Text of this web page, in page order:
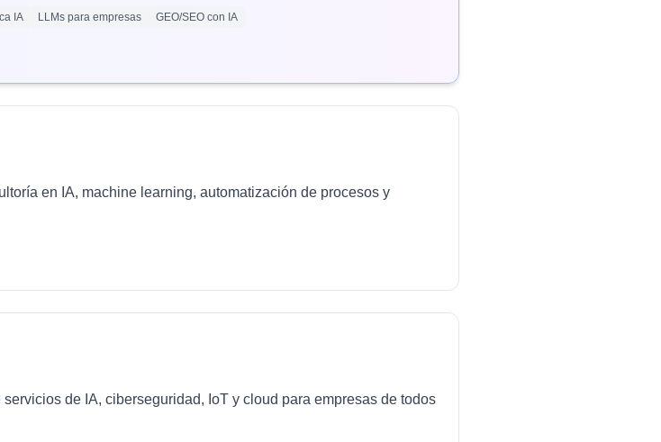
IA LLMs para empresas GEO/SEO con IA
en IA, machine learning, automatización de procesos y
de IA, ciberseguridad, IoT y cloud para empresas de todos